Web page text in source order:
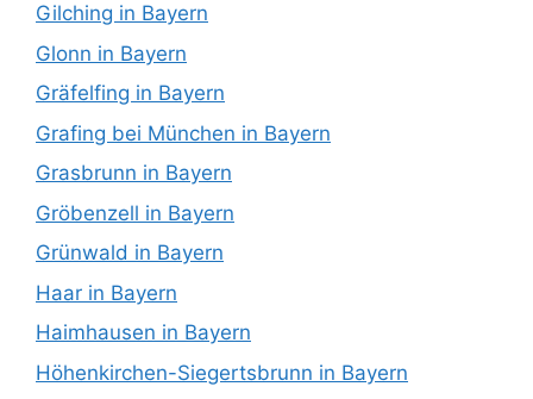
Gilching in Bayern
Glonn in Bayern
Gräfelfing in Bayern
Grafing bei München in Bayern
Grasbrunn in Bayern
Gröbenzell in Bayern
Grünwald in Bayern
Haar in Bayern
Haimhausen in Bayern
Höhenkirchen-Siegertsbrunn in Bayern